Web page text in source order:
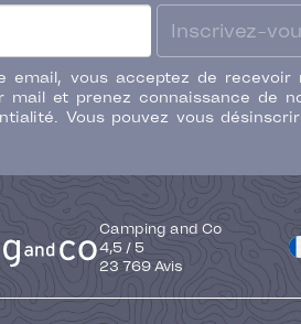
Inscrivez-
email, vous acceptez de recevoir
mail et prenez connaissance de
Vous pouvez vous
Camping and Co
4,5 / 5
23 769Avis